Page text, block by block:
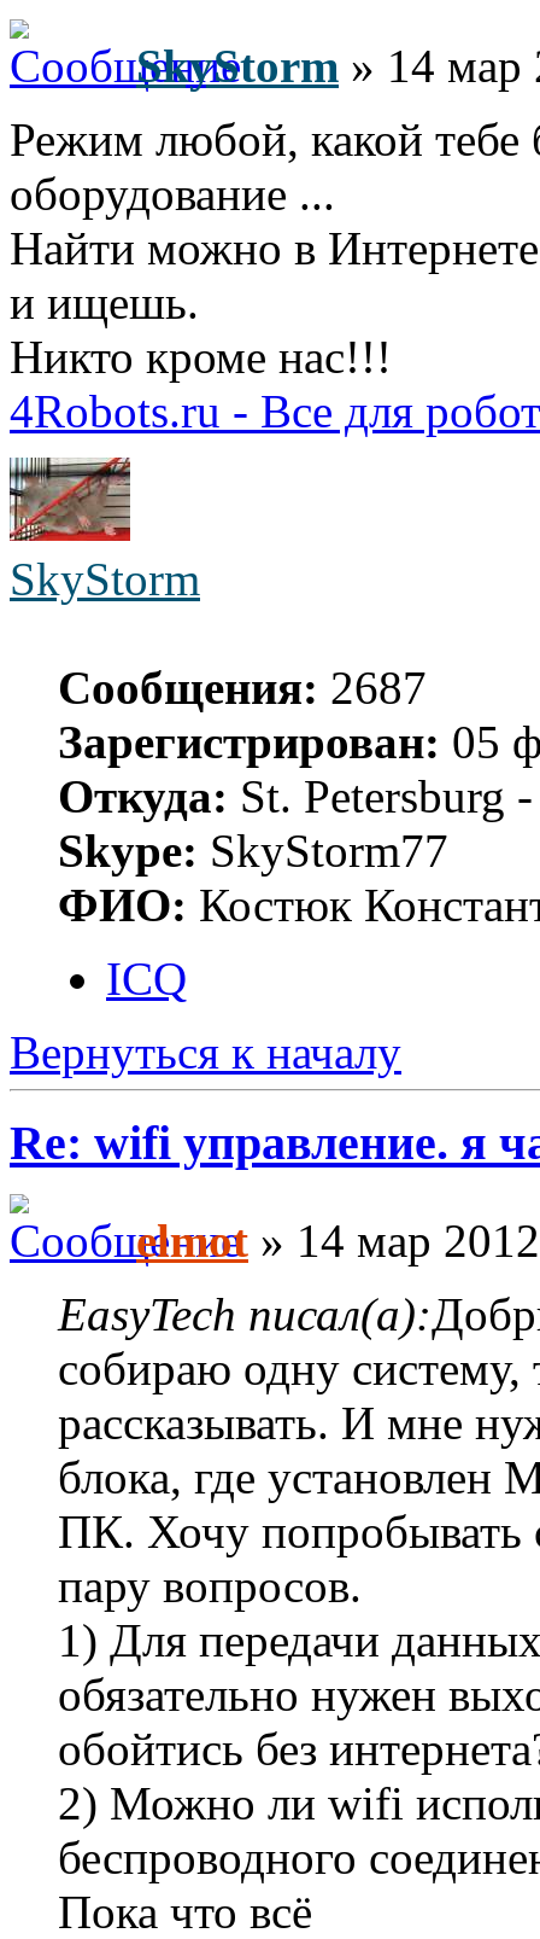
SkyStorm » 14 мар
Режим любой, какой тебе
оборудование ...
Найти можно в
и ищешь.
Никто кроме нас!!!
4Robots.ru - Все для
SkyStorm
Сообщения: 2687
Зарегистрирован: 05
Откуда: St. Petersburg
Skype: SkyStorm77
ФИО: Костюк
ICQ
Вернуться к началу
Re: wifi управление. я
elmot » 14 мар
EasyTech писал(а):
собираю одну
рассказывать. И мне
блока, где
ПК. Хочу попробывать
пару вопросов.
1) Для передачи
обязательно нужен
обойтись без
2) Можно ли wifi
беспроводного
Пока что всё